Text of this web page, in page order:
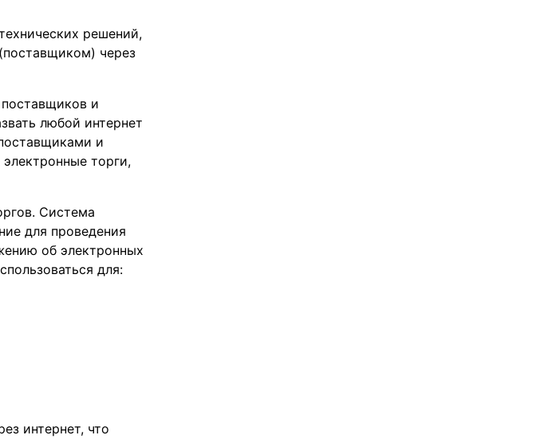
решений,
через
и
любой интернет
и
торги,
Система
для проведения
об электронных
для:
интернет, что